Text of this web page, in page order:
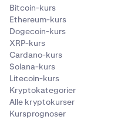
Bitcoin-kurs
Ethereum-kurs
Dogecoin-kurs
XRP-kurs
Cardano-kurs
Solana-kurs
Litecoin-kurs
Kryptokategorier
Alle kryptokurser
Kursprognoser